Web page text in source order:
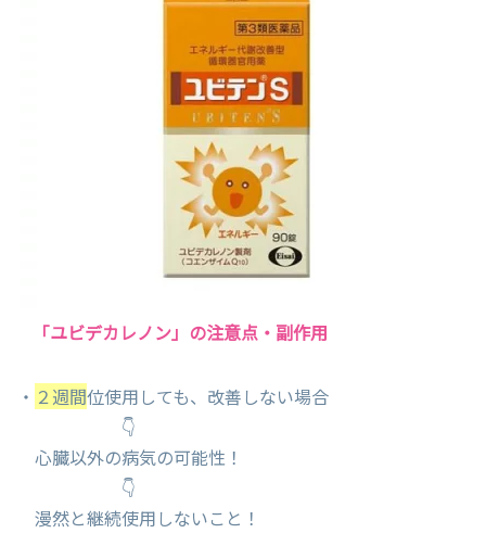
「ユビデカレノン」の注意点・副作用
・ ２週間位使用しても、改善しない場合
👇
心臓以外の病気の可能性！
👇
漫然と継続使用しないこと！